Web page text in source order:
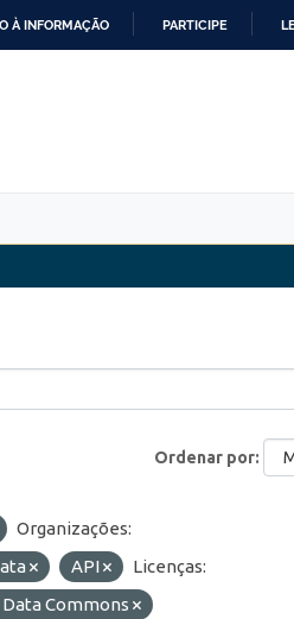
À INFORMAÇÃO PARTICIPE
Ordenar por
Organizações:
API
Licenças:
Commons